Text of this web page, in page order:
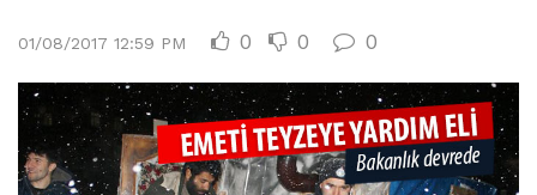
01/08/2017 12:59 PM 0 0 0